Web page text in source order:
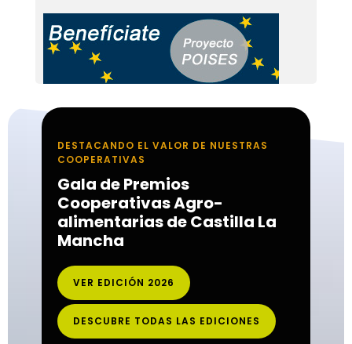
DESTACANDO EL VALOR DE NUESTRAS
COOPERATIVAS
Gala de Premios
Cooperativas Agro-
alimentarias de Castilla La
Mancha
VER EDICIÓN 2026
DESCUBRE TODAS LAS EDICIONES